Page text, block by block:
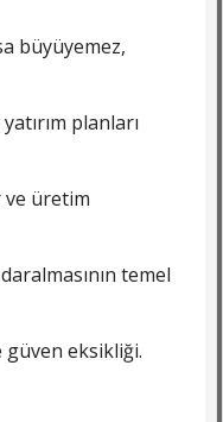
büyüyemez,
planları
ve üretim
temel
eksikliği.